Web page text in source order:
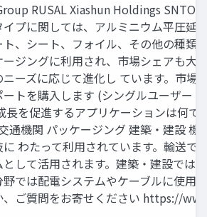
RUSAL Xiashun Holdings SNTO
イプに関しては、アルミニウム平圧延
ト、シート、フォイル、その他の種類
ージングに利用され、市場シェアも大
ニーズに応じて進化し ています。市
ートを購入します (シングルユーザー
長を促進するアプリケーションは何
通機関 パッケージング 建築・建設
に わたって利用されています。輸送
として活用されます。建築・建設では
野では配電システムやケーブルに使用
、ご質問をお寄せください https://